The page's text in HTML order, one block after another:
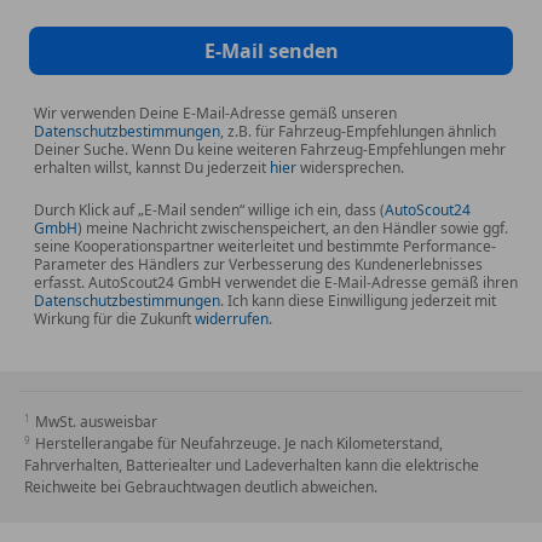
365 FESTPLATTEN-NAVIGATION sales
367 VORRÜSTUNG FÜR LIVE TRAFFIC INFORMATION
sales
399 MULTIKONTURSITZ VORN MIT
MASSAGEFUNKTION sales
PREMIUM sales
401 SITZKLIMATISIERUNG VORN sales
413 PANORAMA-SCHIEBEDACH sales
428
LENKRADSCHALTTASTEN/LENKRADSCHALTPADDEL
BEIFAHRER sales
43U PROJEKTIONSFUNKTION ÜBER SCHEINWERFER
- ANIMATION sales
E-Mail senden
Wir verwenden Deine E-Mail-Adresse gemäß unseren
Datenschutzbestimmungen, z.B. für Fahrzeug-Empfehlungen ähnlich
Deiner Suche. Wenn Du keine weiteren Fahrzeug-Empfehlungen mehr
erhalten willst, kannst Du jederzeit hierwidersprechen.
Durch Klick auf „E-Mail senden“ willige ich ein, dass (AutoScout24
GmbH) meine Nachricht zwischenspeichert, an den Händler sowie ggf.
seine Kooperationspartner weiterleitet und bestimmte Performance-
Parameter des Händlers zur Verbesserung des Kundenerlebnisses
erfasst. AutoScout24 GmbH verwendet die E-Mail-Adresse gemäß ihren
Datenschutzbestimmungen. Ich kann diese Einwilligung jederzeit mit
Wirkung für die Zukunftwiderrufen.
MwSt. ausweisbar
Herstellerangabe für Neufahrzeuge. Je nach Kilometerstand,
Fahrverhalten, Batteriealter und Ladeverhalten kann die elektrische
Reichweite bei Gebrauchtwagen deutlich abweichen.